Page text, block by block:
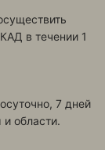
в течении 1
7 дней
области.